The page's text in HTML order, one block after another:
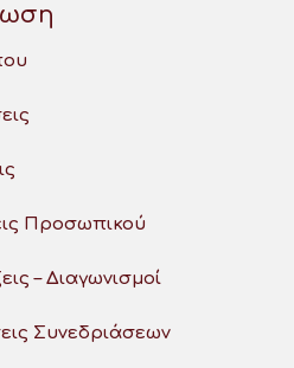
Προσωπικού
– Διαγωνισμοί
Συνεδριάσεων